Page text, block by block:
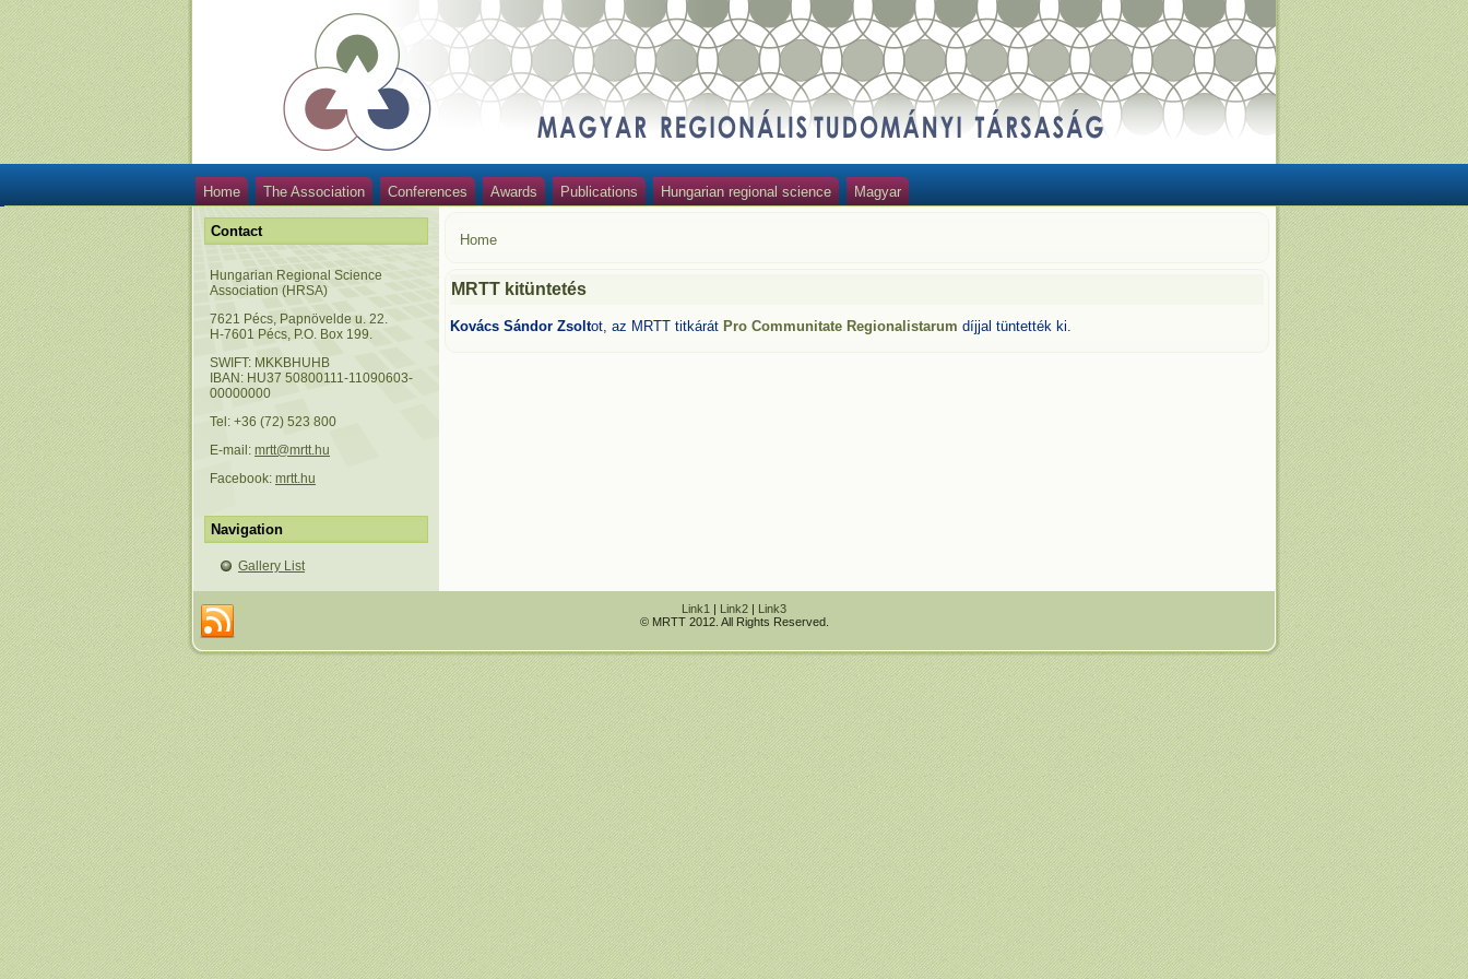
Home The Association Conferences Awards Publications Hungarian regional science Magyar
Contact
Hungarian Regional Science
Association (HRSA)
7621 Pécs, Papnövelde u. 22.
H-7601 Pécs, P.O. Box 199.
SWIFT: MKKBHUHB
IBAN: HU37 50800111-11090603-
00000000
Tel: +36 (72) 523 800
E-mail: mrtt@mrtt.hu
Facebook: mrtt.hu
Navigation
Gallery List
Home
MRTT kitüntetés
Kovács Sándor Zsoltot, az MRTT titkárát Pro Communitate Regionalistarum díjjal tüntették ki.
Link1 | Link2 | Link3
© MRTT 2012. All Rights Reserved.